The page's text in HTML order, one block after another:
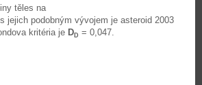
těles na
jejich podobným vývojem je asteroid 2003
kritéria je D D = 0,047.